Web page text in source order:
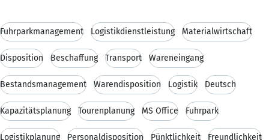
Fuhrparkmanagement Logistikdienstleistung Materialwirtschaft
Disposition Beschaffung Transport Wareneingang
Bestandsmanagement Warendisposition Logistik Deutsch
Kapazitätsplanung Tourenplanung MS Office Fuhrpark
Logistikplanung Personaldisposition Pünktlichkeit Freundlichkeit